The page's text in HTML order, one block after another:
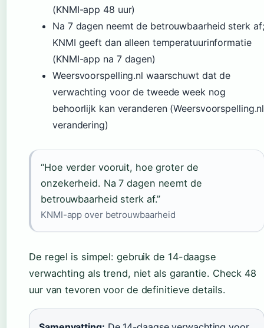
(KNMI-app 48 uur)
Na 7 dagen neemt de betrouwbaarheid sterk af;
KNMI geeft dan alleen temperatuurinformatie
(KNMI-app na 7 dagen)
Weersvoorspelling.nl waarschuwt dat de
verwachting voor de tweede week nog
behoorlijk kan veranderen (Weersvoorspelling.nl
verandering)
“Hoe verder vooruit, hoe groter de
onzekerheid. Na 7 dagen neemt de
betrouwbaarheid sterk af.”
KNMI-app over betrouwbaarheid
De regel is simpel: gebruik de 14-daagse
verwachting als trend, niet als garantie. Check 48
uur van tevoren voor de definitieve details.